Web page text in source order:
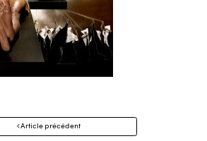
Article précédent